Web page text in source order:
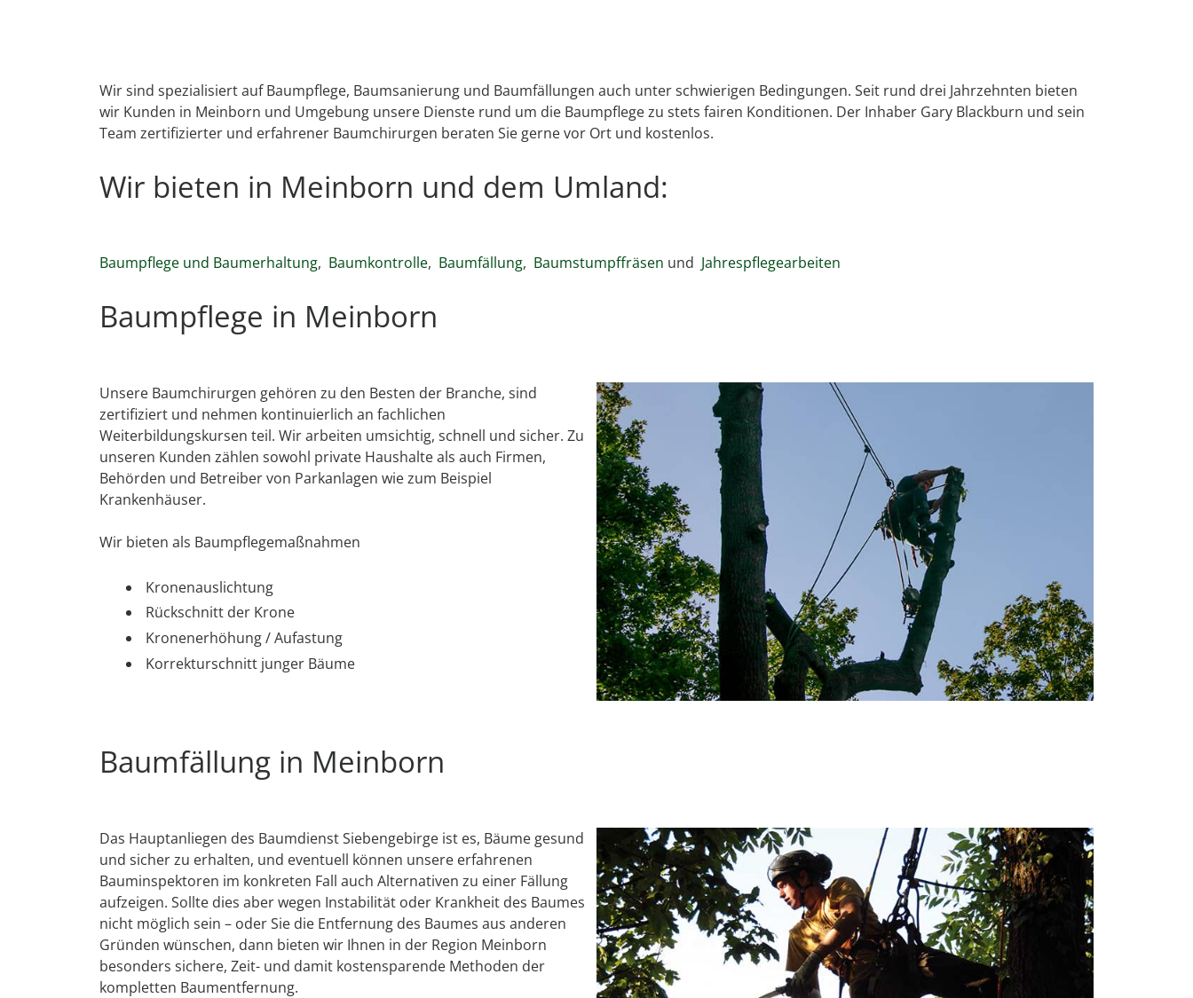
Wir sind spezialisiert auf Baumpflege, Baumsanierung und Baumfällungen auch unter schwierigen Bedingungen. Seit rund drei Jahrzehnten bieten
wir Kunden in Meinborn und Umgebung unsere Dienste rund um die Baumpflege zu stets fairen Konditionen. Der Inhaber Gary Blackburn und sein
Team zertifizierter und erfahrener Baumchirurgen beraten Sie gerne vor Ort und kostenlos.
Wir bieten in Meinborn und dem Umland:
Baumpflege und Baumerhaltung, Baumkontrolle, Baumfällung, Baumstumpffräsen und Jahrespflegearbeiten
Baumpflege in Meinborn
Unsere Baumchirurgen gehören zu den Besten der Branche, sind
zertifiziert und nehmen kontinuierlich an fachlichen
Weiterbildungskursen teil. Wir arbeiten umsichtig, schnell und sicher. Zu
unseren Kunden zählen sowohl private Haushalte als auch Firmen,
Behörden und Betreiber von Parkanlagen wie zum Beispiel
Krankenhäuser.
Wir bieten als Baumpflegemaßnahmen
Kronenauslichtung
Rückschnitt der Krone
Kronenerhöhung / Aufastung
Korrekturschnitt junger Bäume
Baumfällung in Meinborn
Das Hauptanliegen des Baumdienst Siebengebirge ist es, Bäume gesund
und sicher zu erhalten, und eventuell können unsere erfahrenen
Bauminspektoren im konkreten Fall auch Alternativen zu einer Fällung
aufzeigen. Sollte dies aber wegen Instabilität oder Krankheit des Baumes
nicht möglich sein – oder Sie die Entfernung des Baumes aus anderen
Gründen wünschen, dann bieten wir Ihnen in der Region Meinborn
besonders sichere, Zeit- und damit kostensparende Methoden der
kompletten Baumentfernung.